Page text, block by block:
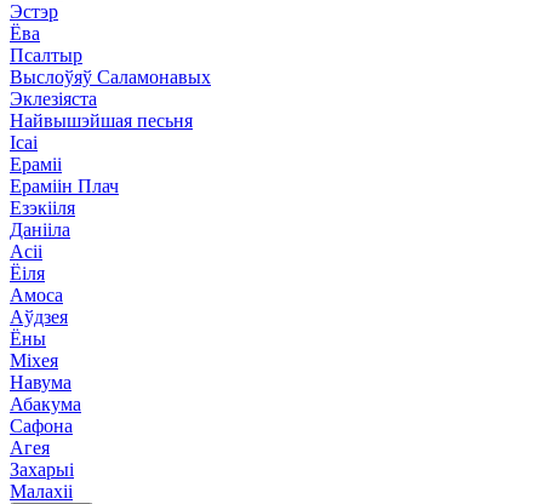
Эстэр
Ёва
Псалтыр
Выслоўяў Саламонавых
Эклезіяста
Найвышэйшая песьня
Ісаі
Ераміі
Ераміін Плач
Езэкііля
Данііла
Асіі
Ёіля
Амоса
Аўдзея
Ёны
Міхея
Навума
Абакума
Сафона
Агея
Захарыі
Малахіі